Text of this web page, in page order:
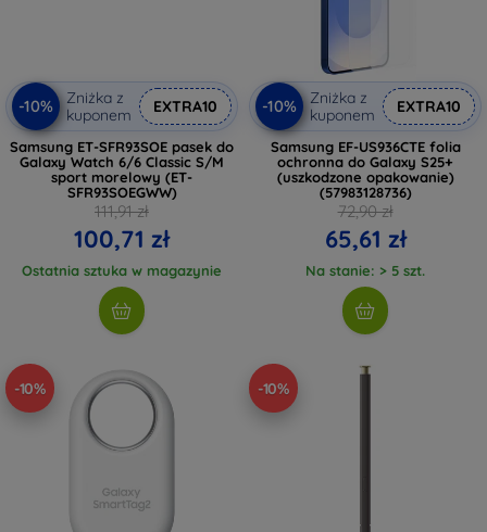
-10%
Zniżka z
kuponem
EXTRA10
Samsung ET-SFR93SOE pasek do
Galaxy Watch 6/6 Classic S/M
sport morelowy (ET-
SFR93SOEGWW)
111,91 zł
100,71 zł
Ostatnia sztuka w magazynie
-10%
Zniżka z
kuponem
EXTRA10
Samsung EF-US936CTE folia
ochronna do Galaxy S25+
(uszkodzone opakowanie)
(57983128736)
72,90 zł
65,61 zł
Na stanie: > 5 szt.
-10% -10%